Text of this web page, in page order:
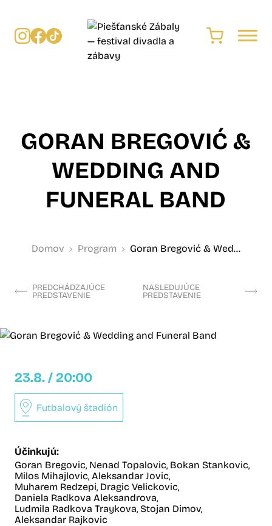
GORAN BREGOVIĆ &
WEDDING AND
FUNERAL BAND
Domov Program Goran Bregović & Wed...
PREDCHÁDZAJÚCE
PREDSTAVENIE
NASLEDUJÚCE
PREDSTAVENIE
23.8. / 20:00
Futbalový štadión
Účinkujú:
Goran Bregovic, Nenad Topalovic, Bokan Stankovic,
Milos Mihajlovic, Aleksandar Jovic,
Muharem Redzepi, Dragic Velickovic,
Daniela Radkova Aleksandrova,
Ludmila Radkova Traykova, Stojan Dimov,
Aleksandar Rajkovic